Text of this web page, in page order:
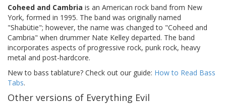
Coheed and Cambria is an American rock band from New
York, formed in 1995. The band was originally named
"Shabütie"; however, the name was changed to "Coheed and
Cambria" when drummer Nate Kelley departed. The band
incorporates aspects of progressive rock, punk rock, heavy
metal and post-hardcore.
New to bass tablature? Check out our guide: How to Read Bass
Tabs.
Other versions of Everything Evil